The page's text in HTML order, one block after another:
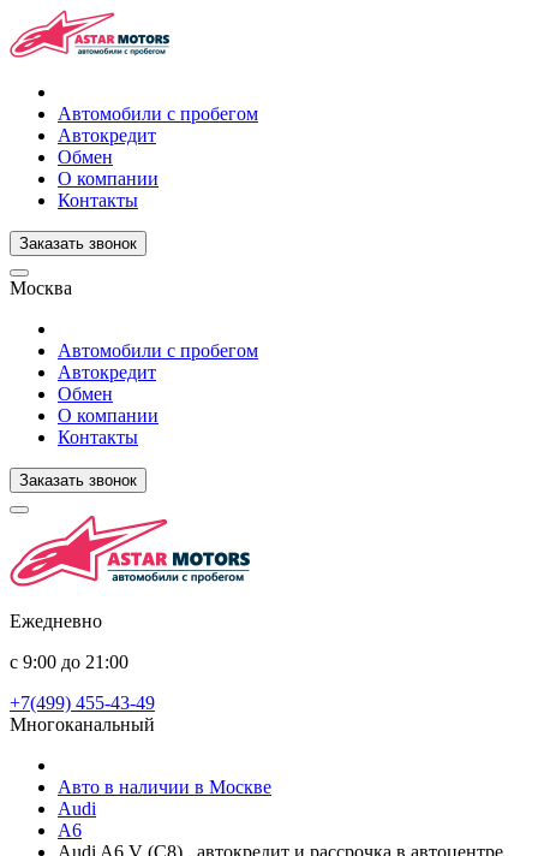
Автомобили с пробегом
Автокредит
Обмен
О компании
Контакты
Заказать звонок
Москва
Автомобили с пробегом
Автокредит
Обмен
О компании
Контакты
Заказать звонок
Ежедневно
с 9:00 до 21:00
+7(499) 455-43-49
Многоканальный
Авто в наличии в Москве
Audi
A6
Audi A6 V (C8) , автокредит и рассрочка в автоцентре